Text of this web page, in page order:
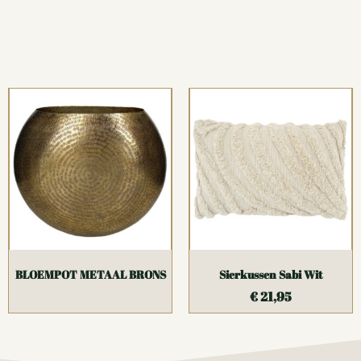
BLOEMPOT METAAL BRONS Sierkussen Sabi Wit
€21,95